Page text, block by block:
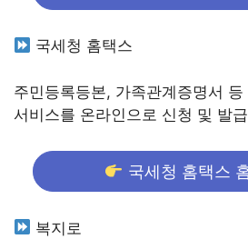
국세청 홈택스
주민등록등본, 가족관계증명서
서비스를 온라인으로 신청 및 발
국세청 홈택스
복지로